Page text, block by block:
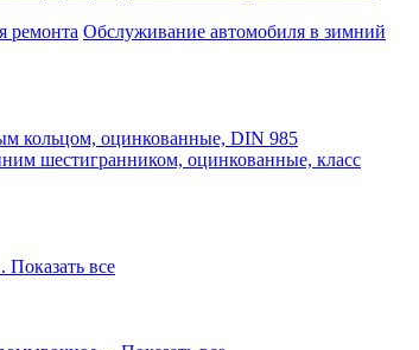
ремонта Обслуживание автомобиля в зимний
кольцом, оцинкованные, DIN 985
шестигранником, оцинкованные, класс
Показать все